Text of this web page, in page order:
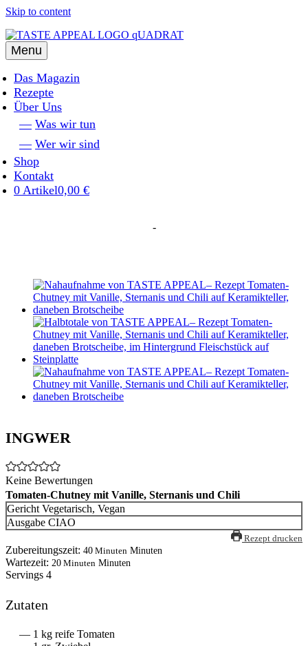
Skip to content
Menu
Das Magazin
Rezepte
Über Uns
Was wir tun
Wer wir sind
Shop
Kontakt
0 Artikel0,00 €
-
INGWER
Keine Bewertungen
Tomaten-Chutney mit Vanille, Sternanis und Chili
Gericht Vegetarisch, Vegan
Ausgabe CIAO
Rezept drucken
Zubereitungszeit: 40 Minuten Minuten
Wartezeit: 20 Minuten Minuten
Servings 4
Zutaten
1 kg reife Tomaten